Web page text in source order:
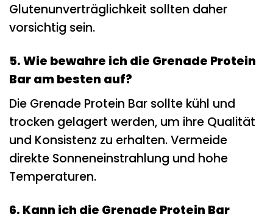
Glutenunverträglichkeit sollten daher
vorsichtig sein.
5. Wie bewahre ich die Grenade Protein
Bar am besten auf?
Die Grenade Protein Bar sollte kühl und
trocken gelagert werden, um ihre Qualität
und Konsistenz zu erhalten. Vermeide
direkte Sonneneinstrahlung und hohe
Temperaturen.
6. Kann ich die Grenade Protein Bar